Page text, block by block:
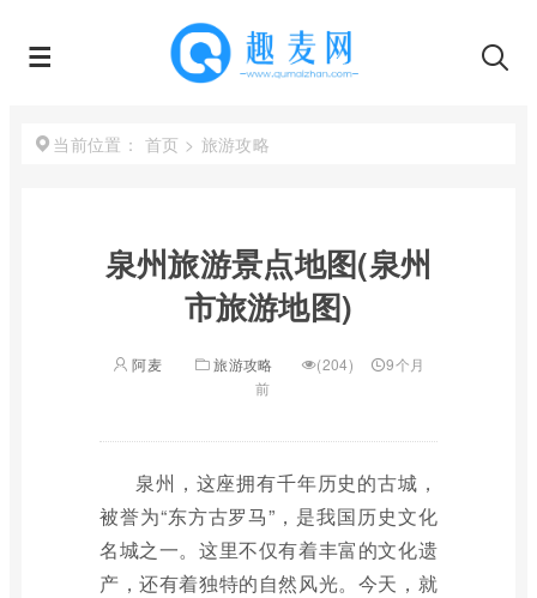
当前位置： 首页 > 旅游攻略
泉州旅游景点地图(泉州
市旅游地图)
阿麦 旅游攻略 (204)
9个月
前
泉州，这座拥有千年历史的古城，
被誉为“东方古罗马”，是我国历史文化
名城之一。这里不仅有着丰富的文化遗
产，还有着独特的自然风光。今天，就